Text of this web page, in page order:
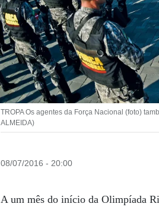
TROPA Os agentes da Força Nacional (foto)
ALMEIDA)
08/07/2016 - 20:00
A um mês do início da Olimpíada